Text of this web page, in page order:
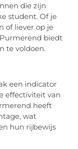
die zijn
student. Of je
of liever op je
biedt
te voldoen.
een indicator
effectiviteit van
heeft
wat
hun rijbewijs